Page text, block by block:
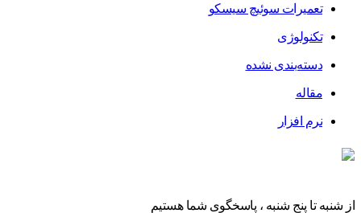
تعمیرات سوئیچ سیسکو
تکنولوژی
دسته‌بندی نشده
مقاله
نرم افزار
از شنبه تا پنج شنبه ، پاسخگوی شما هستیم